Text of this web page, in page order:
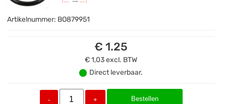
Artikelnummer: BO879951
€ 1.25
€ 1,03excl. BTW
Direct leverbaar.
- + Bestellen